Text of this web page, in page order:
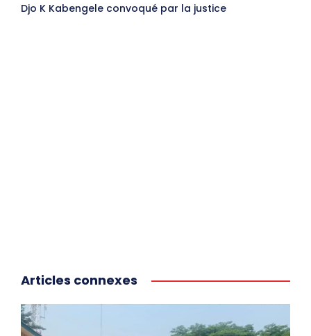
Djo K Kabengele convoqué par la justice
Articles connexes